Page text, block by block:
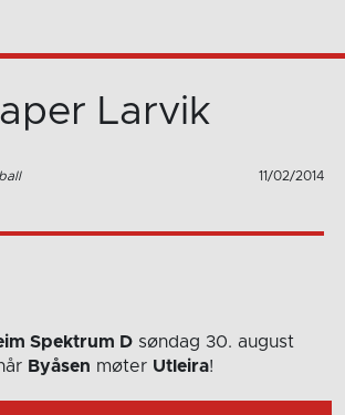
Larvik
11/02/2014
Spektrum D søndag 30. august
Byåsen møter Utleira!